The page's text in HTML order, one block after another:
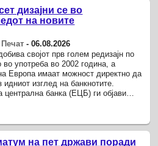
дизајни се во
на новите
-06.08.2026
својот прв голем редизајн по
употреба во 2002 година, а
Европа имаат можност директно да
идниот изглед на банкнотите.
централна банка (ЕЦБ) ги објави
на пет држави поради